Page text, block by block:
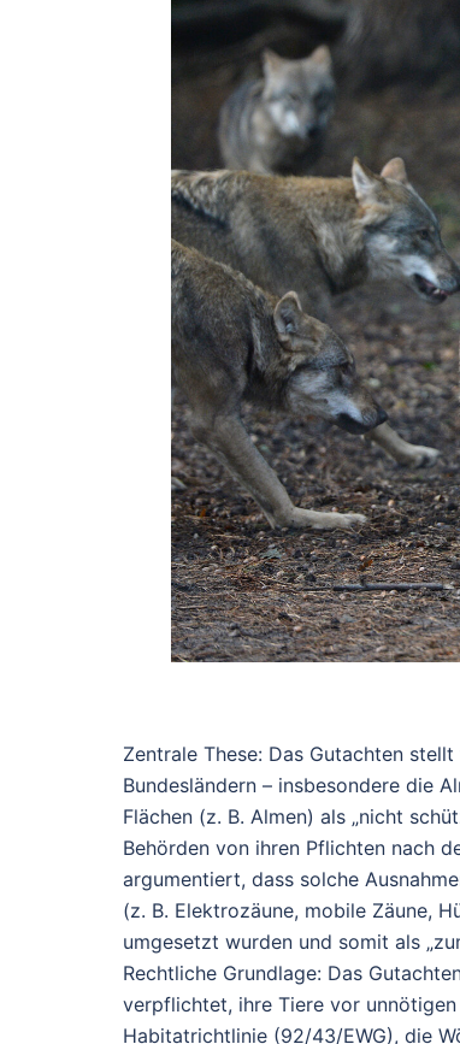
Zentrale These: Das Gutachten
Bundesländern – insbesondere die
Flächen (z. B. Almen) als „nicht
Behörden von ihren Pflichten nach
argumentiert, dass solche
(z. B. Elektrozäune, mobile Zäune,
umgesetzt wurden und somit als
Rechtliche Grundlage: Das
verpflichtet, ihre Tiere vor
Habitatrichtlinie (92/43/EWG), die